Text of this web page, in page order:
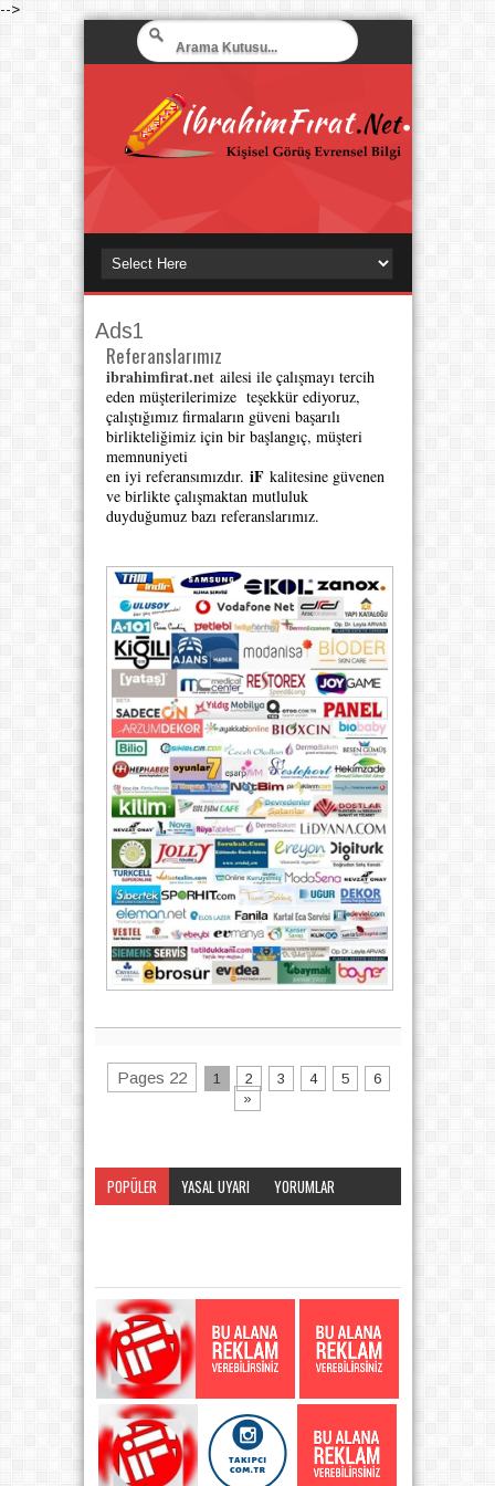
-->
Ads1
Referanslarımız
ibrahimfirat.netailesi ile çalışmayı tercih
eden müşterilerimize teşekkür ediyoruz,
çalıştığımız firmaların güveni başarılı
birlikteliğimiz için bir başlangıç, müşteri
memnuniyeti
en iyi referansımızdır. iFkalitesine güvenen
ve birlikte çalışmaktan mutluluk
duyduğumuz bazı referanslarımız.
Pages 22 1 2 3 4 5
6
»
POPÜLER YASAL UYARI
YORUMLAR